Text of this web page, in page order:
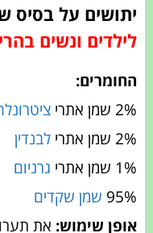
יתושים על בסיס
לילדים ונשים
החומרים:
2% שמן אתרי
2% שמן אתרי
לבנדין
1% שמן אתרי
גרניום
95% שמן שקדים
אופן שימוש: את